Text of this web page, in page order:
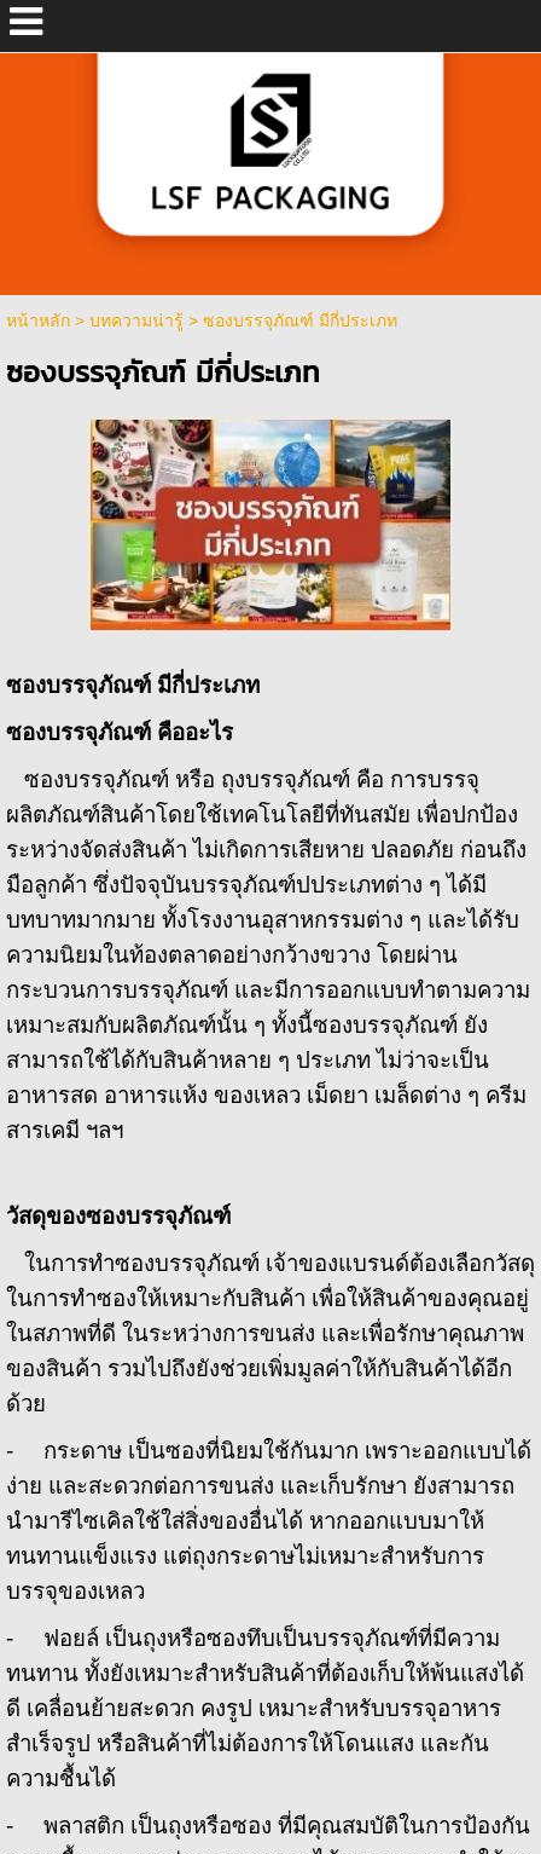
หน้าหลัก> บทความน่ารู้ > ซองบรรจุภัณฑ์ มีกี่ประเภท
ซองบรรจุภัณฑ์ มีกี่ประเภท
ซองบรรจุภัณฑ์ มีกี่ประเภท
ซองบรรจุภัณฑ์ คืออะไร
ซองบรรจุภัณฑ์ หรือ ถุงบรรจุภัณฑ์ คือ การบรรจุ
ผลิตภัณฑ์สินค้าโดยใช้เทคโนโลยีที่ทันสมัย เพื่อปกป้อง
ระหว่างจัดส่งสินค้า ไม่เกิดการเสียหาย ปลอดภัย ก่อนถึง
มือลูกค้า ซึ่งปัจจุบันบรรจุภัณฑ์ปประเภทต่าง ๆ ได้มี
บทบาทมากมาย ทั้งโรงงานอุสาหกรรมต่าง ๆ และได้รับ
ความนิยมในท้องตลาดอย่างกว้างขวาง โดยผ่าน
กระบวนการบรรจุภัณฑ์ และมีการออกแบบทำตามความ
เหมาะสมกับผลิตภัณฑ์นั้น ๆ ทั้งนี้ซองบรรจุภัณฑ์ ยัง
สามารถใช้ได้กับสินค้าหลาย ๆ ประเภท ไม่ว่าจะเป็น
อาหารสด อาหารแห้ง ของเหลว เม็ดยา เมล็ดต่าง ๆ ครีม
สารเคมี ฯลฯ
วัสดุของซองบรรจุภัณฑ์
ในการทำซองบรรจุภัณฑ์ เจ้าของแบรนด์ต้องเลือกวัสดุ
ในการทำซองให้เหมาะกับสินค้า เพื่อให้สินค้าของคุณอยู่
ในสภาพที่ดี ในระหว่างการขนส่ง และเพื่อรักษาคุณภาพ
ของสินค้า รวมไปถึงยังช่วยเพิ่มมูลค่าให้กับสินค้าได้อีก
ด้วย
- กระดาษ เป็นซองที่นิยมใช้กันมาก เพราะออกแบบได้
ง่าย และสะดวกต่อการขนส่ง และเก็บรักษา ยังสามารถ
นำมารีไซเคิลใช้ใส่สิ่งของอื่นได้ หากออกแบบมาให้
ทนทานแข็งแรง แต่ถุงกระดาษไม่เหมาะสำหรับการ
บรรจุของเหลว
- ฟอยล์ เป็นถุงหรือซองทึบเป็นบรรจุภัณฑ์ที่มีความ
ทนทาน ทั้งยังเหมาะสำหรับสินค้าที่ต้องเก็บให้พ้นแสงได้
ดี เคลื่อนย้ายสะดวก คงรูป เหมาะสำหรับบรรจุอาหาร
สำเร็จรูป หรือสินค้าที่ไม่ต้องการให้โดนแสง และกัน
ความชื้นได้
- พลาสติก เป็นถุงหรือซอง ที่มีคุณสมบัติในการป้องกัน